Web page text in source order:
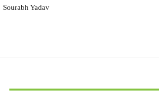
Sourabh Yadav